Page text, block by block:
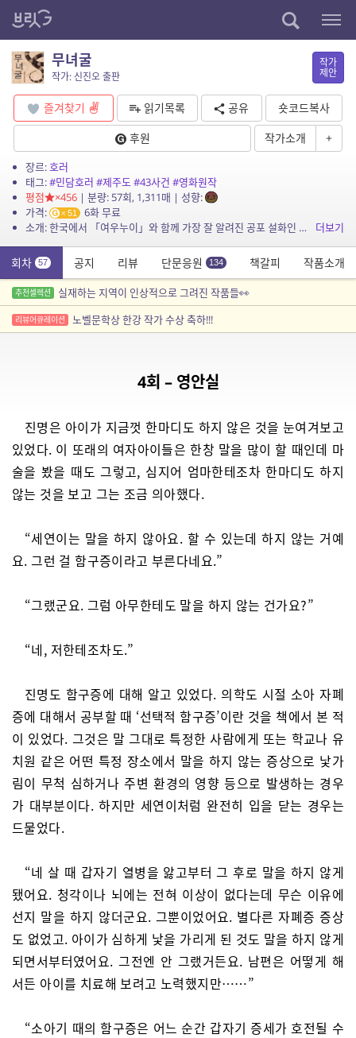
무녀굴
작가: 신진오 출판
작가
제안
즐겨찾기 읽기목록 공유
숏코드복사
후원
작가소개 +
장르:호러
태그:#민담호러 #제주도#43사건 #영화원작
평점
×456| 분량: 57회, 1,311매 | 성향:
가격:
51
6화 무료
소개: 한국에서 「여우누이」와 함께 가장 잘 알려진 공포 설화인 제주 김녕사굴 설화에 현대적 공포 감각을 가미한 작품. 영화 「퇴마 : 무녀굴」의 원작!
더보기
회차 57 공지 리뷰 단문응원 134 책갈피 작품소개
추천셀렉션 실재하는 지역이 인상적으로 그려진 작품들👀
리뷰어큐레이션 노벨문학상 한강 작가 수상 축하!!!
4회 – 영안실
진명은 아이가 지금껏 한마디도 하지 않은 것을 눈여겨보고
있었다. 이 또래의 여자아이들은 한창 말을 많이 할 때인데 마
술을 봤을 때도 그렇고, 심지어 엄마한테조차 한마디도 하지
않는 것을 보고 그는 조금 의아했다.
“세연이는 말을 하지 않아요. 할 수 있는데 하지 않는 거예
요. 그런 걸 함구증이라고 부른다네요.”
“그랬군요. 그럼 아무한테도 말을 하지 않는 건가요?”
“네, 저한테조차도.”
진명도 함구증에 대해 알고 있었다. 의학도 시절 소아 자폐
증에 대해서 공부할 때 ‘선택적 함구증’이란 것을 책에서 본 적
이 있었다. 그것은 말 그대로 특정한 사람에게 또는 학교나 유
치원 같은 어떤 특정 장소에서 말을 하지 않는 증상으로 낯가
림이 무척 심하거나 주변 환경의 영향 등으로 발생하는 경우
가 대부분이다. 하지만 세연이처럼 완전히 입을 닫는 경우는
드물었다.
“네 살 때 갑자기 열병을 앓고부터 그 후로 말을 하지 않게
됐어요. 청각이나 뇌에는 전혀 이상이 없다는데 무슨 이유에
선지 말을 하지 않더군요. 그뿐이었어요. 별다른 자폐증 증상
도 없었고. 아이가 심하게 낯을 가리게 된 것도 말을 하지 않게
되면서부터였어요. 그전엔 안 그랬거든요. 남편은 어떻게 해
서든 아이를 치료해 보려고 노력했지만……”
“소아기 때의 함구증은 어느 순간 갑자기 증세가 호전될 수